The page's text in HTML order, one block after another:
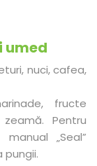
umed
nuci, cafea,
fructe
Pentru
„Seal”
pungii.